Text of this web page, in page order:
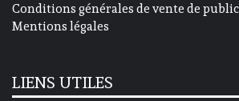
Conditions générales de vente de
Mentions légales
LIENS UTILES